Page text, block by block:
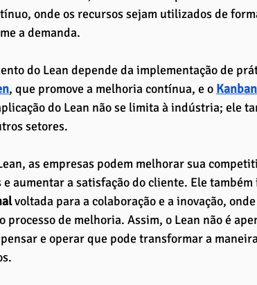
onde os recursos sejam utilizados de
a demanda.
do Lean depende da implementação de
, que promove a melhoria contínua, e o Kanban
do Lean não se limita à indústria; ele
setores.
as empresas podem melhorar sua
aumentar a satisfação do cliente. Ele
voltada para a colaboração e a inovação,
processo de melhoria. Assim, o Lean não é
e operar que pode transformar a